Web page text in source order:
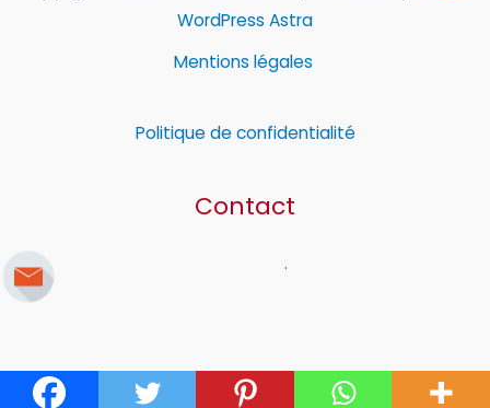
WordPress Astra
Mentions légales
Politique de confidentialité
Contact
.